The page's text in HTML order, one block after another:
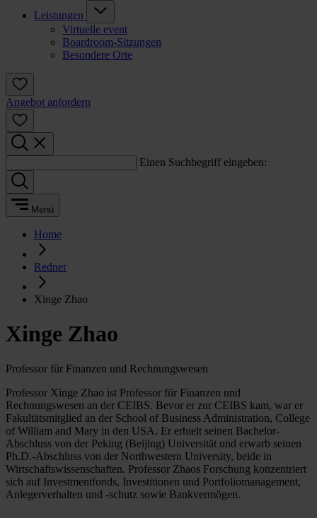
Leistungen
Virtuelle event
Boardroom-Sitzungen
Besondere Orte
Angebot anfordern
Einen Suchbegriff eingeben:
Menü
Home
Redner
Xinge Zhao
Xinge Zhao
Professor für Finanzen und Rechnungswesen
Professor Xinge Zhao ist Professor für Finanzen und
Rechnungswesen an der CEIBS. Bevor er zur CEIBS kam, war er
Fakultätsmitglied an der School of Business Administration, College
of William and Mary in den USA. Er erhielt seinen Bachelor-
Abschluss von der Peking (Beijing) Universität und erwarb seinen
Ph.D.-Abschluss von der Northwestern University, beide in
Wirtschaftswissenschaften. Professor Zhaos Forschung konzentriert
sich auf Investmentfonds, Investitionen und Portfoliomanagement,
Anlegerverhalten und -schutz sowie Bankvermögen.